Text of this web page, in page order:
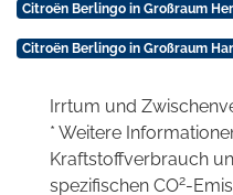
Citroën Berlingo in Großraum
Citroën Berlingo in Großraum
Irrtum und
* Weitere
Kraftstoffverbrauch
spezifischen CO2-